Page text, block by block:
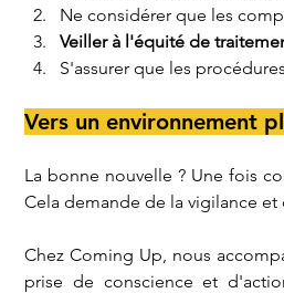
Ne considérer que les
Veiller à l'équité de
S'assurer que les
Vers un environnement
La bonne nouvelle ? Une fois
Cela demande de la vigilance
Chez Coming Up, nous
prise de conscience et